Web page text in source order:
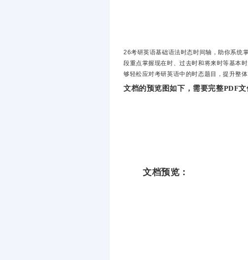
26考研英语基础语法时态时间轴，助你系统
段重点掌握现在时、过去时和将来时等基本
够轻松应对考研英语中的时态题目，提升整体
文档的预览图如下，需要完整PDF
文档预览：